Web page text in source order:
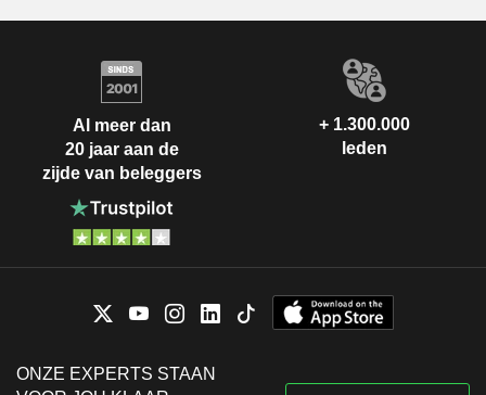
Al meer dan
20 jaar aan de
zijde van beleggers
+ 1.300.000
leden
ONZE EXPERTS STAAN